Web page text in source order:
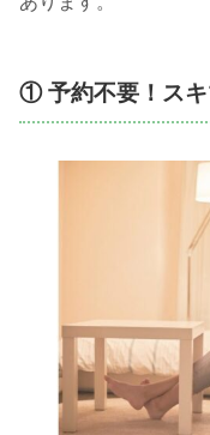
① 予約不要！ス